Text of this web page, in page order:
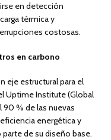
en detección
térmica y
costosas.
en carbono
eje estructural para el
Uptime Institute (Global
90 % de las nuevas
energética y
de su diseño base.